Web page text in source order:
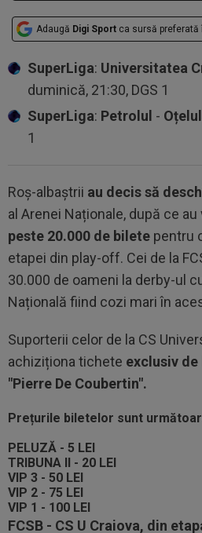
Adaugă Digi Sport ca sursă preferată
SuperLiga: Universitatea
duminică, 21:30, DGS 1
SuperLiga: Petrolul - Oțelul
1
Roș-albaștrii au decis să
al Arenei Naționale, după ce
peste 20.000 de bilete pentru
etapei din play-off. Cei de la
30.000 de oameni la derby-ul
Națională fiind cozi mari în
Suporterii celor de la CS
achiziționa tichete exclusiv
"Pierre De Coubertin".
Prețurile biletelor sunt
PELUZĂ - 5 LEI
TRIBUNA II - 20 LEI
VIP 3 - 50 LEI
VIP 2 - 75 LEI
VIP 1 - 100 LEI
FCSB - CS U Craiova, din